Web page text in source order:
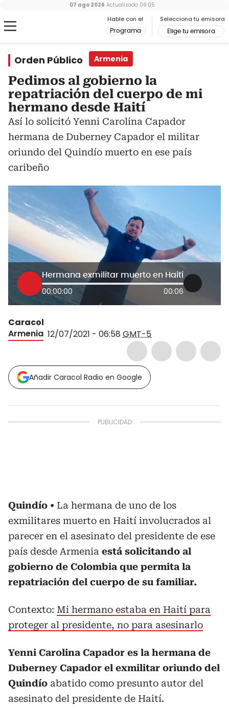
Hable con el
Programa
Selecciona tu emisora
Elige tu emisora
07 ago 2026 Actualizado 06:05
Orden Público Armenia
Pedimos al gobierno la
repatriación del cuerpo de mi
hermano desde Haití
Así lo solicitó Yenni Carolina Capador
hermana de Duberney Capador el militar
oriundo del Quindío muerto en ese país
caribeño
Hermana exmilitar muerto en Haití
00:00:00 00:06
Caracol
Armenia 12/07/2021 - 06:58 GMT-5
Añadir Caracol Radio en Google
Quindío
La hermana de uno de los
exmilitares muerto en Haití involucrados al
parecer en el asesinato del presidente de ese
país desde Armenia está solicitando al
gobierno de Colombia que permita la
repatriación del cuerpo de su familiar.
Contexto: Mi hermano estaba en Haití para
proteger al presidente, no para asesinarlo
Yenni Carolina Capador es la hermana de
Duberney Capador el exmilitar oriundo del
Quindío abatido como presunto autor del
asesinato del presidente de Haití.